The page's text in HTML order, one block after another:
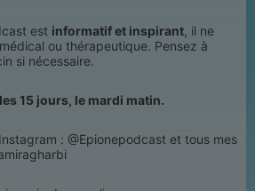
est informatif et inspirant, il ne
ou thérapeutique. Pensez à
si nécessaire.
15 jours, le mardi matin.
: @Epionepodcast et tous mes